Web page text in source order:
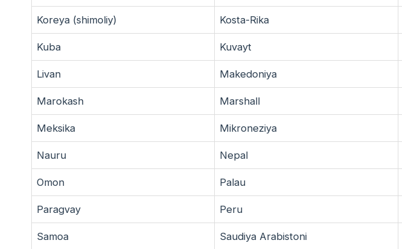
Koreya (shimoliy) Kosta-Rika
Kuba Kuvayt
Livan Makedoniya
Marokash Marshall
Meksika Mikroneziya
Nauru Nepal
Omon Palau
Paragvay Peru
Samoa Saudiya Arabistoni